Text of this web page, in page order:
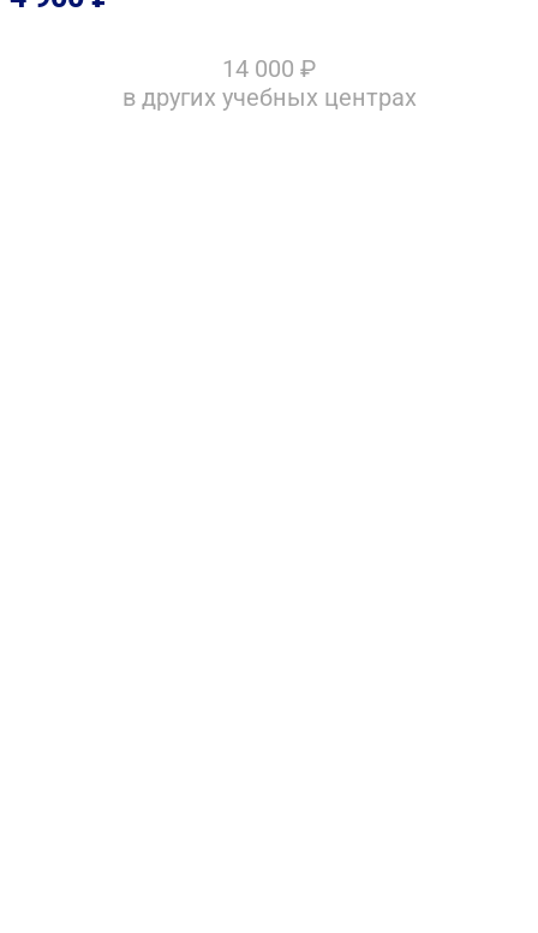
14 000 ₽
в других учебных центрах